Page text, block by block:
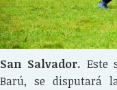
San Salvador. Este
Barú, se disputará